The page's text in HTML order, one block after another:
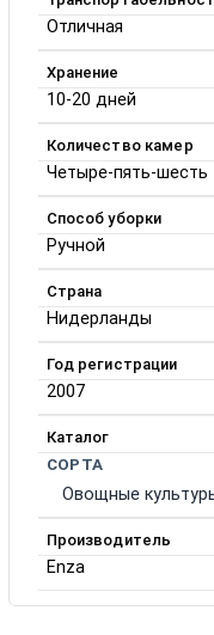
Отличная
Хранение
10-20 дней
Количество камер
Четыре-пять-шесть
Способ уборки
Ручной
Страна
Нидерланды
Год регистрации
2007
Каталог
СОРТА
Овощные
Производитель
Enza